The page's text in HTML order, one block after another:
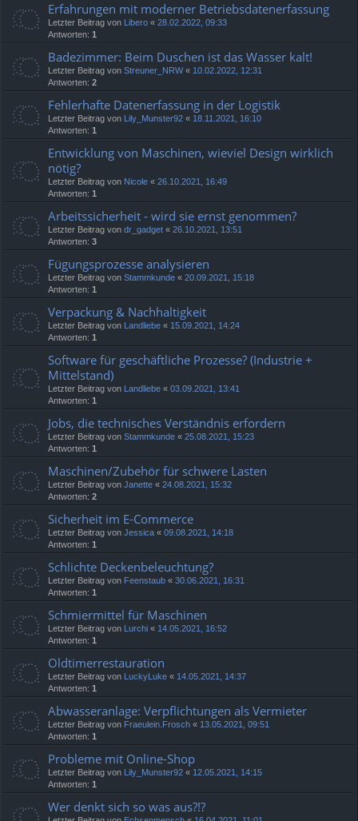
Erfahrungen mit moderner Betriebsdatenerfassung
Letzter Beitrag von Libero « 28.02.2022, 09:33
Antworten: 1
Badezimmer: Beim Duschen ist das Wasser kalt!
Letzter Beitrag von Streuner_NRW« 10.02.2022, 12:31
Antworten: 2
Fehlerhafte Datenerfassung in der Logistik
Letzter Beitrag von Lily_Munster92 « 18.11.2021, 16:10
Antworten: 1
Entwicklung von Maschinen, wieviel Design wirklich
nötig?
Letzter Beitrag von Nicole « 26.10.2021, 16:49
Antworten: 1
Arbeitssicherheit - wird sie ernst genommen?
Letzter Beitrag von dr_gadget « 26.10.2021, 13:51
Antworten: 3
Fügungsprozesse analysieren
Letzter Beitrag von Stammkunde « 20.09.2021, 15:18
Antworten: 1
Verpackung & Nachhaltigkeit
Letzter Beitrag von Landliebe « 15.09.2021, 14:24
Antworten: 1
Software für geschäftliche Prozesse? (Industrie +
Mittelstand)
Letzter Beitrag von Landliebe « 03.09.2021, 13:41
Antworten: 1
Jobs, die technisches Verständnis erfordern
Letzter Beitrag von Stammkunde « 25.08.2021, 15:23
Antworten: 1
Maschinen/Zubehör für schwere Lasten
Letzter Beitrag von Janette « 24.08.2021, 15:32
Antworten: 2
Sicherheit im E-Commerce
Letzter Beitrag von Jessica « 09.08.2021, 14:18
Antworten: 1
Schlichte Deckenbeleuchtung?
Letzter Beitrag von Feenstaub « 30.06.2021, 16:31
Antworten: 1
Schmiermittel für Maschinen
Letzter Beitrag von Lurchi « 14.05.2021, 16:52
Antworten: 1
Oldtimerrestauration
Letzter Beitrag von LuckyLuke « 14.05.2021, 14:37
Antworten: 1
Abwasseranlage: Verpflichtungen als Vermieter
Letzter Beitrag von Fraeulein.Frosch « 13.05.2021, 09:51
Antworten: 1
Probleme mit Online-Shop
Letzter Beitrag von Lily_Munster92 « 12.05.2021, 14:15
Antworten: 1
Wer denkt sich so was aus?!?